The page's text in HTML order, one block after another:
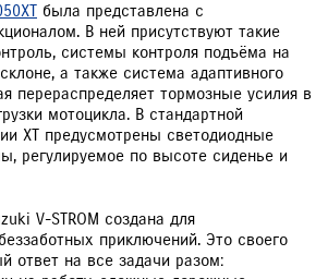
была представлена с
В ней присутствуют такие
системы контроля подъёма на
а также система адаптивного
перераспределяет тормозные усилия в
мотоцикла. В стандартной
XT предусмотрены светодиодные
регулируемое по высоте сиденье и
V-STROM создана для
приключений. Это своего
ответ на все задачи разом: